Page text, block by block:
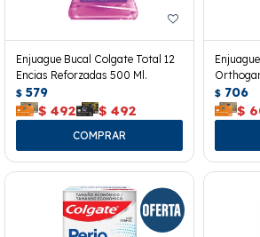
Enjuague Bucal Colgate Total 12
Encias Reforzadas 500 Ml.
$ 579
$ 492 $ 492
$ 706
$